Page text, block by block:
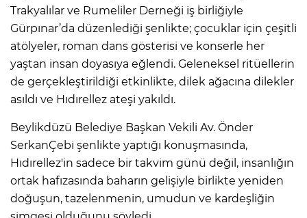
Trakyalılar ve Rumeliler Derneği iş birliğiyle
Gürpınar’da düzenlediği şenlikte; çocuklar için çeşitli
atölyeler, roman dans gösterisi ve konserle her
yaştan insan doyasıya eğlendi. Geleneksel ritüellerin
de gerçekleştirildiği etkinlikte, dilek ağacına dilekler
asıldı ve Hıdırellez ateşi yakıldı.
Beylikdüzü Belediye Başkan Vekili Av. Önder
SerkanÇebi şenlikte yaptığı konuşmasında,
Hıdırellez'in sadece bir takvim günü değil, insanlığın
ortak hafızasında baharın gelişiyle birlikte yeniden
doğuşun, tazelenmenin, umudun ve kardeşliğin